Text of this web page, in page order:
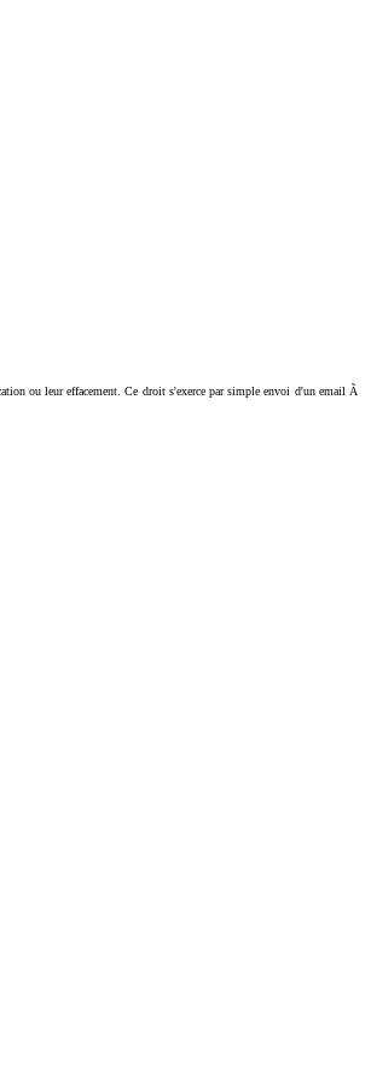
ou leur effacement. Ce droit s'exerce par simple envoi d'un email Ã